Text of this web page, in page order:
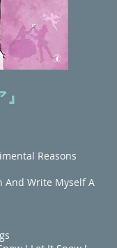
Reasons
And Write Myself A